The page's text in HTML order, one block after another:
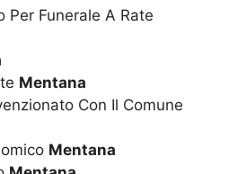
Per Funerale A Rate
Mentana
Con Il Comune
Mentana